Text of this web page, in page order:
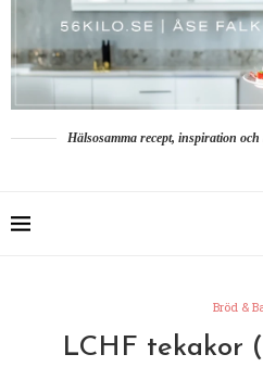
Hälsosamma recept, inspiration
Bröd &
LCHF tekakor